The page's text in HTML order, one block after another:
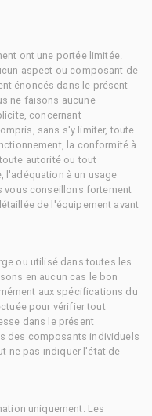
ont une portée limitée.
aspect ou composant de
énoncés dans le présent
ne faisons aucune
concernant
sans s'y limiter, toute
la conformité à
autorité ou tout
l'adéquation à un usage
vous conseillons fortement
de l'équipement avant
ou utilisé dans toutes les
en aucun cas le bon
aux spécifications du
pour vérifier tout
dans le présent
des composants individuels
ne pas indiquer l'état de
uniquement. Les